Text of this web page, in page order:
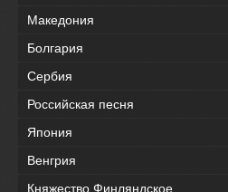
Македония
Болгария
Сербия
Российская песня
Япония
Венгрия
Княжество Финляндское